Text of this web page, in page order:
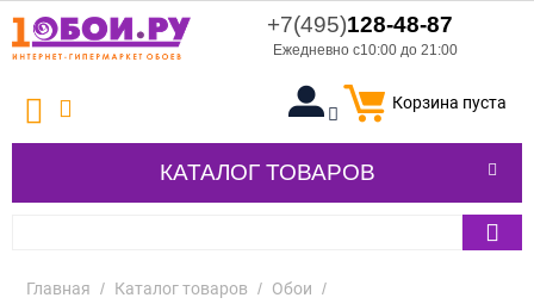
+7(495)128-48-87
Ежедневно с10:00 до 21:00
Корзина пуста
КАТАЛОГ ТОВАРОВ
Главная / Каталог товаров / Обои /